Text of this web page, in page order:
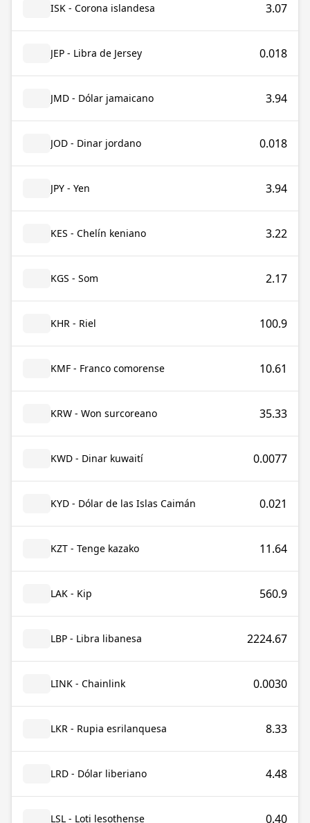
ISK - Corona islandesa 3.07
JEP - Libra de Jersey 0.018
JMD - Dólar jamaicano 3.94
JOD - Dinar jordano 0.018
JPY - Yen 3.94
KES - Chelín keniano 3.22
KGS - Som 2.17
KHR - Riel 100.9
KMF - Franco comorense 10.61
KRW - Won surcoreano 35.33
KWD - Dinar kuwaití 0.0077
KYD - Dólar de las Islas Caimán 0.021
KZT - Tenge kazako 11.64
LAK - Kip 560.9
LBP - Libra libanesa 2224.67
LINK - Chainlink 0.0030
LKR - Rupia esrilanquesa 8.33
LRD - Dólar liberiano 4.48
LSL - Loti lesothense 0.40